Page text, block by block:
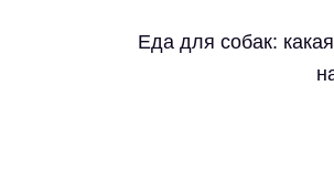
Еда для собак: